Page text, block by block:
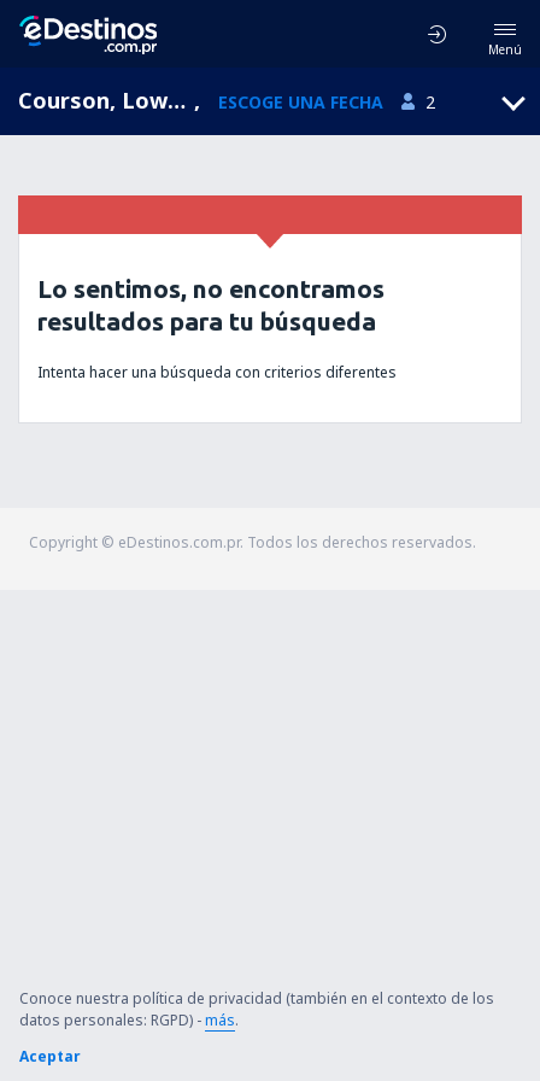
Menú
Courson, Lower Normandy, Francia , ESCOGE UNA FECHA 2
Lo sentimos, no encontramos
resultados para tu búsqueda
Intenta hacer una búsqueda con criterios diferentes
Copyright © eDestinos.com.pr. Todos los derechos reservados.
Conoce nuestra política de privacidad (también en el contexto de los
datos personales: RGPD) -más.
Aceptar